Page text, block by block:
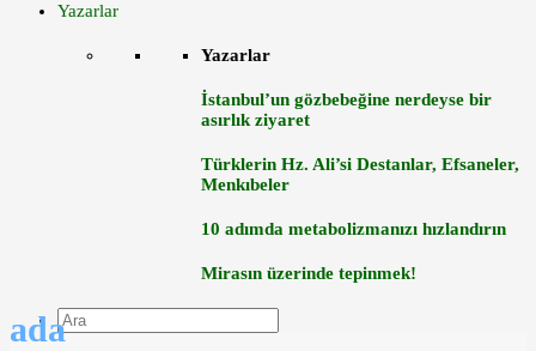
Yazarlar
Yazarlar
İstanbul’un gözbebeğine nerdeyse bir
asırlık ziyaret
Türklerin Hz. Ali’si Destanlar, Efsaneler,
Menkıbeler
10 adımda metabolizmanızı hızlandırın
Mirasın üzerinde tepinmek!
ada